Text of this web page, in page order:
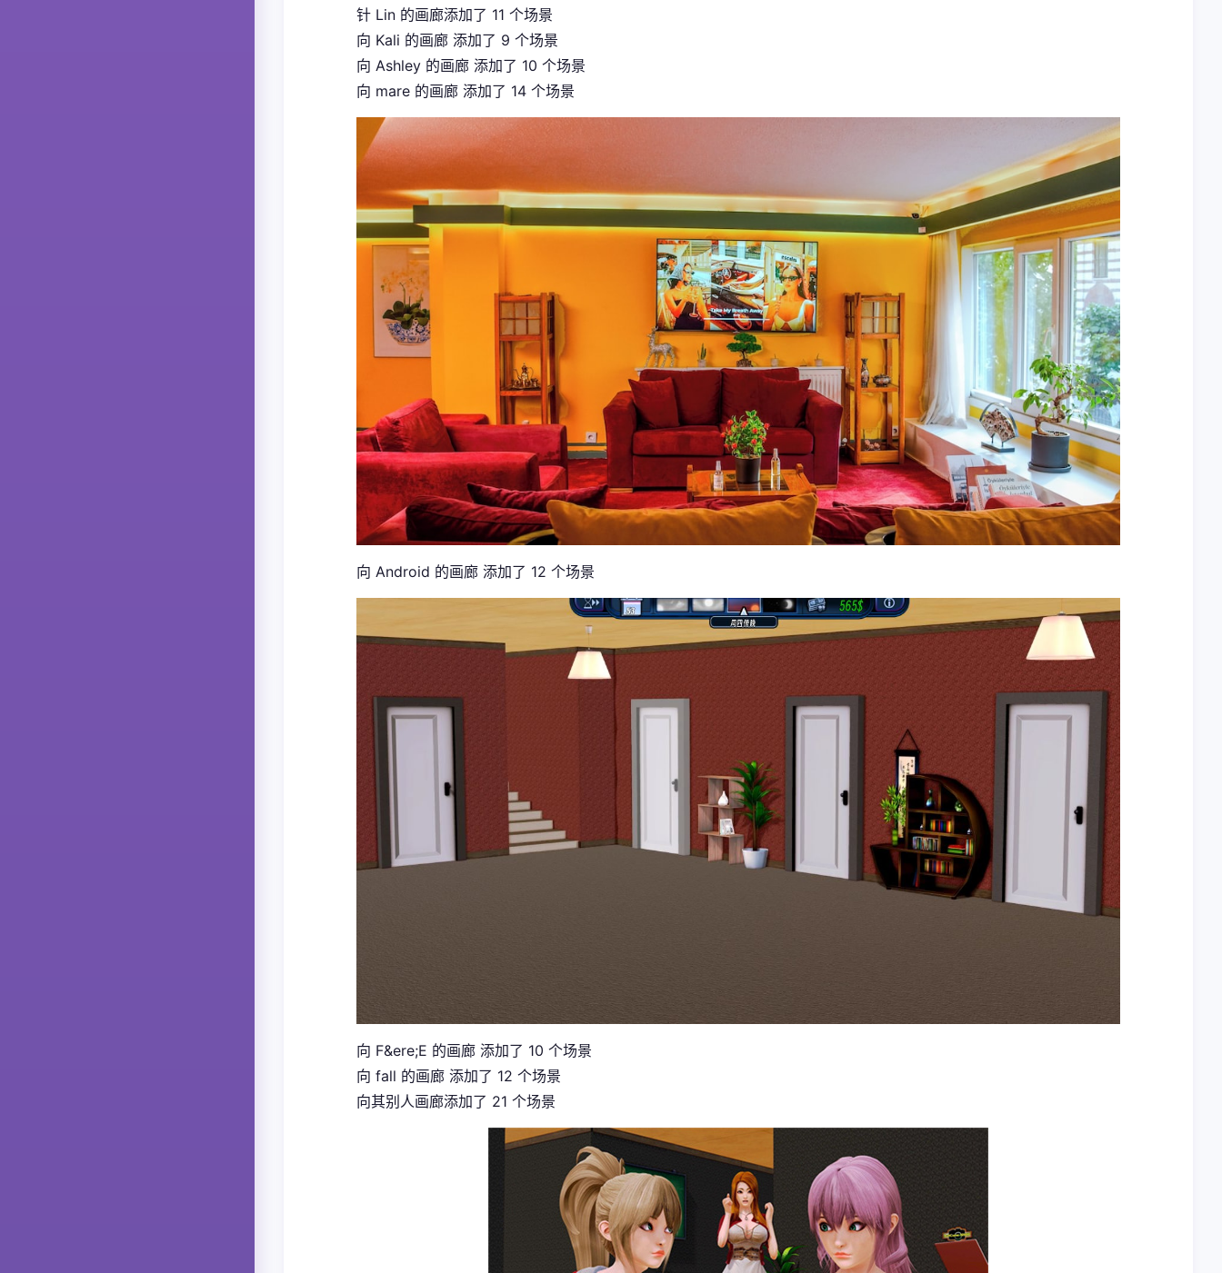
针 Lin 的画廊添加了 11 个场景
向 Kali 的画廊 添加了 9 个场景
向 Ashley 的画廊 添加了 10 个场景
向 mare 的画廊 添加了 14 个场景
向 Android 的画廊 添加了 12 个场景
向 F&ere;E 的画廊 添加了 10 个场景
向 fall 的画廊 添加了 12 个场景
向其别人画廊添加了 21 个场景